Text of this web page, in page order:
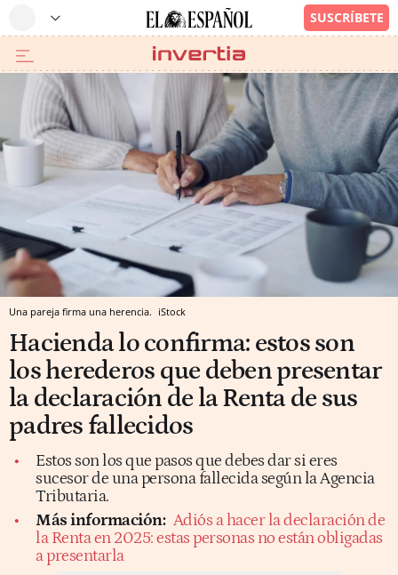
Una pareja firma una herencia. iStock
Hacienda lo confirma: estos son
los herederos que deben presentar
la declaración de la Renta de sus
padres fallecidos
Estos son los que pasos que debes dar si eres
sucesor de una persona fallecida según la Agencia
Tributaria.
Más información: Adiós a hacer la declaración de
la Renta en 2025: estas personas no están obligadas
a presentarla